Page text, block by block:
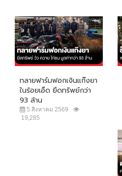
ทลายฟาร์มฟอกเงินแก๊งยา
ในร้อยเอ็ด ยึดทรัพย์กว่า
93 ล้าน
5 สิงหาคม 2569
19,285